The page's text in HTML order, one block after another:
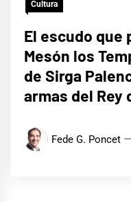
Cultura
El escudo que
Mesón los
de Sirga
armas del Rey
Fede G. Poncet